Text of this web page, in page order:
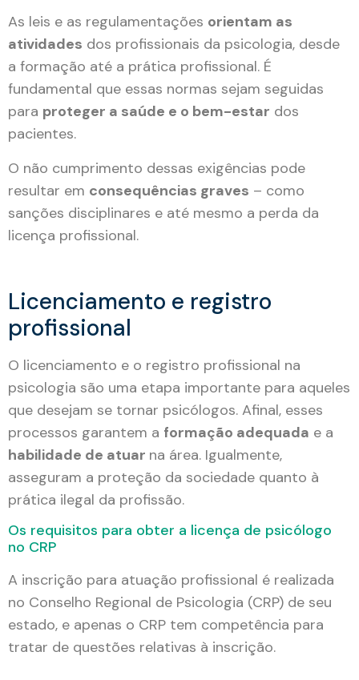
As leis e as regulamentações orientam as
atividades dos profissionais da psicologia, desde
a formação até a prática profissional. É
fundamental que essas normas sejam seguidas
para proteger a saúde e o bem-estar dos
pacientes.
O não cumprimento dessas exigências pode
resultar em consequências graves – como
sanções disciplinares e até mesmo a perda da
licença profissional.
Licenciamento e registro
profissional
O licenciamento e o registro profissional na
psicologia são uma etapa importante para aqueles
que desejam se tornar psicólogos. Afinal, esses
processos garantem a formação adequada e a
habilidade de atuar na área. Igualmente,
asseguram a proteção da sociedade quanto à
prática ilegal da profissão.
Os requisitos para obter a licença de psicólogo
no CRP
A inscrição para atuação profissional é realizada
no Conselho Regional de Psicologia (CRP) de seu
estado, e apenas o CRP tem competência para
tratar de questões relativas à inscrição.